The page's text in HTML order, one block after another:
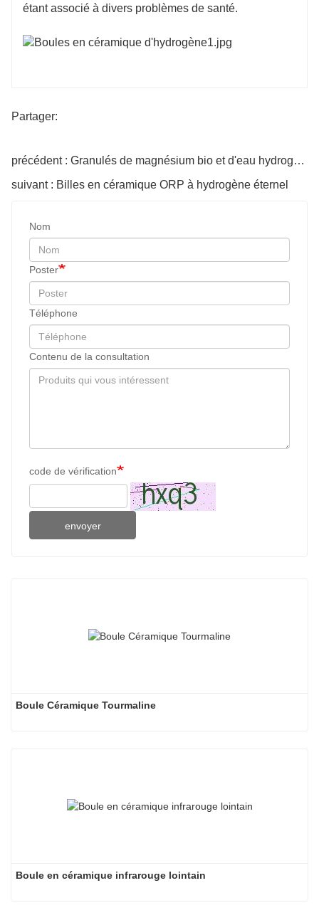
étant associé à divers problèmes de santé.
Partager:
précédent : Granulés de magnésium bio et d'eau hydrogénée de 5 mm
suivant : Billes en céramique ORP à hydrogène éternel
Nom
Poster
Téléphone
Contenu de la consultation
code de vérification
envoyer
Boule Céramique Tourmaline
Boule en céramique infrarouge lointain